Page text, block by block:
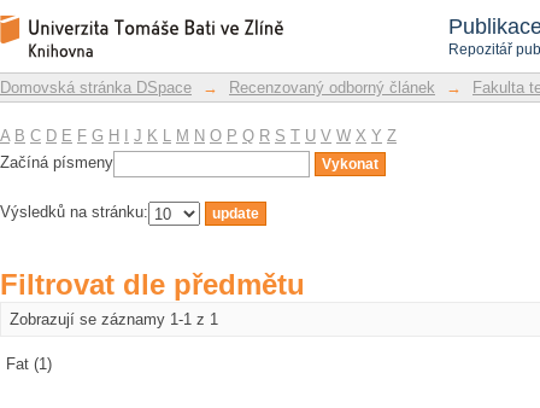
Repozitář
Filtrovat dle předmětu
Repozitář DSpace/Manakin
Domovská stránka DSpace → Recenzovaný odborný článek → Fakulta
A B C D E F G H J K L M N O P Q R S T U V W X Y Z
Začíná písmeny
Výsledků na stránku:
Filtrovat dle předmětu
Zobrazují se záznamy 1-1 z 1
Fat (1)